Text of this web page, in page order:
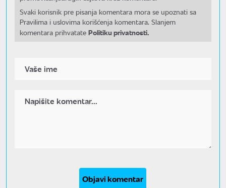
Svaki korisnik pre pisanja komentara mora se upoznati sa
Pravilima i uslovima korišćenja komentara. Slanjem
komentara prihvatate Politiku privatnosti.
Objavi komentar